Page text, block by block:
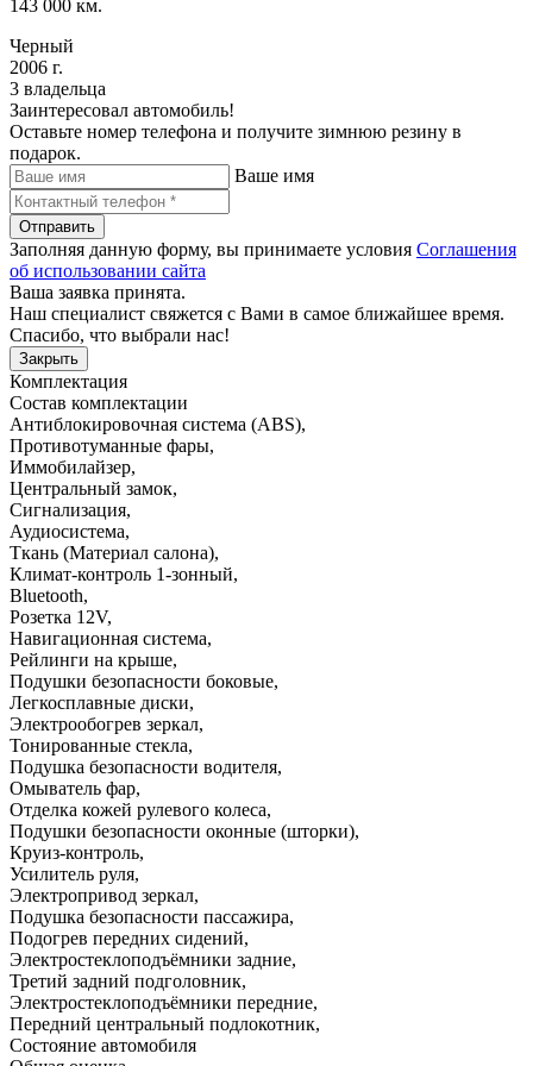
143 000 км.
Черный
2006 г.
3 владельца
Заинтересовал автомобиль!
Оставьте номер телефона и получите зимнюю резину в
подарок.
Ваше имя
Отправить
Заполняя данную форму, вы принимаете условия Соглашения
об использовании сайта
Ваша заявка принята.
Наш специалист свяжется с Вами в самое ближайшее время.
Спасибо, что выбрали нас!
Закрыть
Комплектация
Состав комплектации
Антиблокировочная система (ABS),
Противотуманные фары,
Иммобилайзер,
Центральный замок,
Сигнализация,
Аудиосистема,
Ткань (Материал салона),
Климат-контроль 1-зонный,
Bluetooth,
Розетка 12V,
Навигационная система,
Рейлинги на крыше,
Подушки безопасности боковые,
Легкосплавные диски,
Электрообогрев зеркал,
Тонированные стекла,
Подушка безопасности водителя,
Омыватель фар,
Отделка кожей рулевого колеса,
Подушки безопасности оконные (шторки),
Круиз-контроль,
Усилитель руля,
Электропривод зеркал,
Подушка безопасности пассажира,
Подогрев передних сидений,
Электростеклоподъёмники задние,
Третий задний подголовник,
Электростеклоподъёмники передние,
Передний центральный подлокотник,
Состояние автомобиля